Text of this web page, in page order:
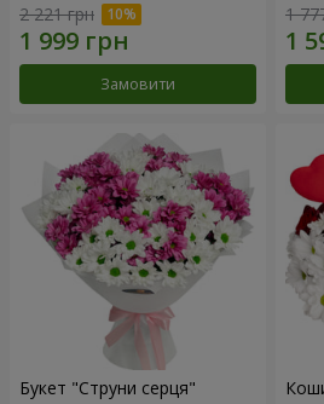
2 221 грн
Замовити
1
Букет "Струни серця"